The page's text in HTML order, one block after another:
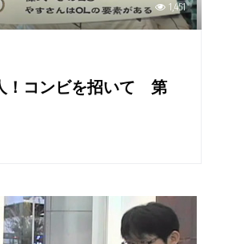
1,451
！コンビを招いて 第